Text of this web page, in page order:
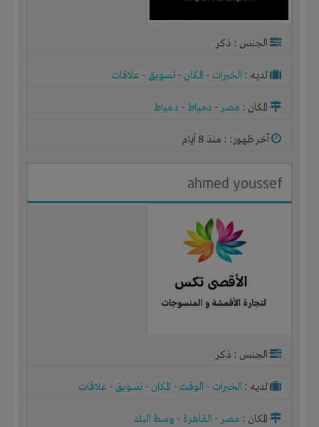
الجنس : ذكر
لديـه : الخبرات - المكان - تسويق - علاقات
المكان : مصر- دمياط- دمياط
آخر ظهور: : منذ 8 أيام
ahmed youssef
الجنس : ذكر
لديـه : الخبرات - الوقت - المكان - تسويق - علاقات
المكان : مصر- القاهرة - وسط البلد